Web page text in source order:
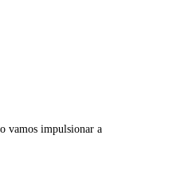
vamos impulsionar a